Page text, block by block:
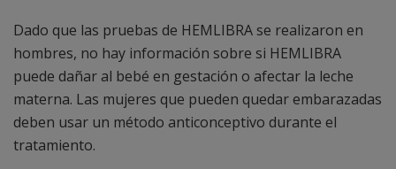
Dado que las pruebas de HEMLIBRA se realizaron en
hombres, no hay información sobre si HEMLIBRA
puede dañar al bebé en gestación o afectar la leche
materna. Las mujeres que pueden quedar embarazadas
deben usar un método anticonceptivo durante el
tratamiento.